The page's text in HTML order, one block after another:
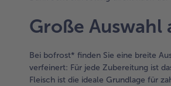
Große Auswahl
Bei bofrost* finden Sie eine breite
verfeinert: Für jede Zubereitung ist
Fleisch ist die ideale Grundlage für